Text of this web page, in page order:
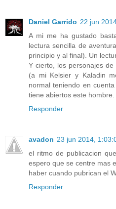
Daniel Garrido 22 jun
A mi me ha gustado
lectura sencilla de
principio y al final). Un
Y cierto, los personajes
(a mi Kelsier y Kaladin
normal teniendo en
tiene abiertos este hombre.
Responder
avadon 23 jun 2014,
el ritmo de publicacion
espero que se centre mas
haber cuando pubrican el
Responder